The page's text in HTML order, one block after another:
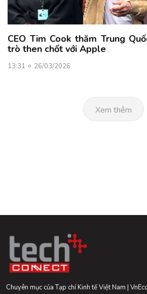
CEO Tim Cook thăm Trung
trò then chốt với Apple
13:31 26/03/2026
Xem thêm
Chuyên mục của Tạp chí Kinh tế Việt Nam |